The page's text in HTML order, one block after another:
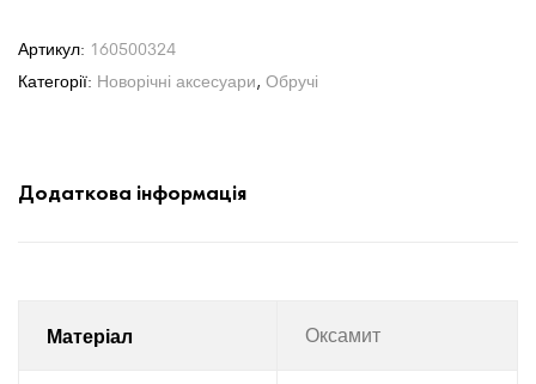
Артикул: 160500324
Категорії: Новорічні аксесуари, Обручі
Додаткова інформація
Матеріал Оксамит